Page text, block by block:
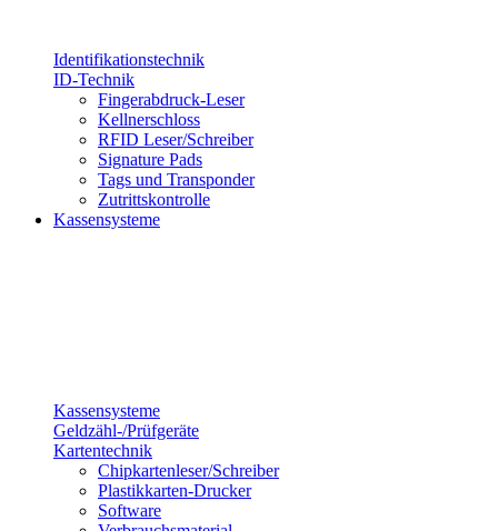
Identifikationstechnik
ID-Technik
Fingerabdruck-Leser
Kellnerschloss
RFID Leser/Schreiber
Signature Pads
Tags und Transponder
Zutrittskontrolle
Kassensysteme
Kassensysteme
Geldzähl-/Prüfgeräte
Kartentechnik
Chipkartenleser/Schreiber
Plastikkarten-Drucker
Software